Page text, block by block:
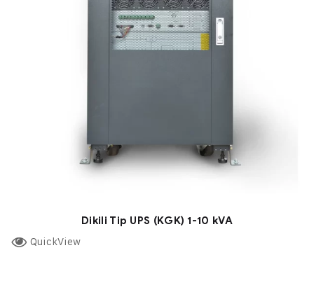
Dikili Tip UPS (KGK) 1-10 kVA
QuickView